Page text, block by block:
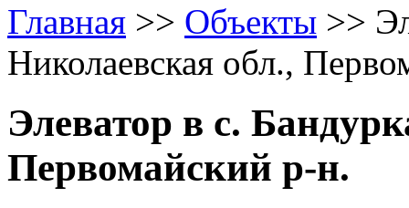
Главная >> Объекты >>
Николаевская обл.,
Элеватор в с.
Первомайский р-н.